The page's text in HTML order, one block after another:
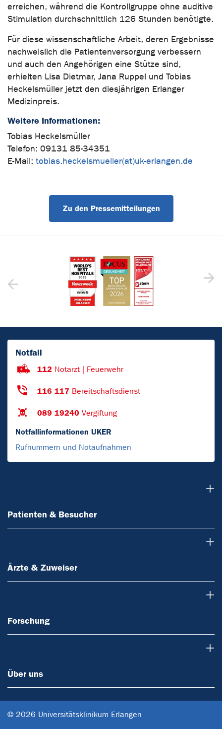
erreichen, während die Kontrollgruppe ohne auditive
Stimulation durchschnittlich 126 Stunden benötigte.
Für diese wissenschaftliche Arbeit, deren Ergebnisse
nachweislich die Patientenversorgung verbessern
und auch den Angehörigen eine Stütze sind,
erhielten Lisa Dietmar, Jana Ruppel und Tobias
Heckelsmüller jetzt den diesjährigen Erlanger
Medizinpreis.
Weitere Informationen:
Tobias Heckelsmüller
Telefon: 09131 85-34351
E-Mail: tobias.heckelsmueller(at)uk-erlangen.de
Zu den Pressemitteilungen
Notfall
112 Notarzt | Feuerwehr
116 117 Bereitschaftsdienst
089 19240 Vergiftung
Notfallinformationen UKER
Rufnummern und Notaufnahmen
Patienten & Besucher
Ärzte & Zuweiser
Forschung
Über uns
© 2026 Universitätsklinikum Erlangen